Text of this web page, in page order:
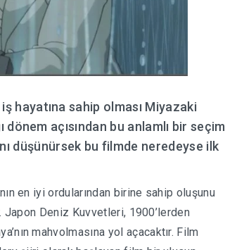
hayatına sahip olması Miyazaki
dönem açısından bu anlamlı bir seçim
düşünürsek bu filmde neredeyse ilk
en iyi ordularından birine sahip oluşunu
Deniz Kuvvetleri, 1900’lerden
mahvolmasına yol açacaktır. Film